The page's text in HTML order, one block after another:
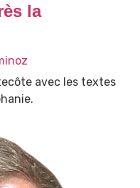
la
avec les textes